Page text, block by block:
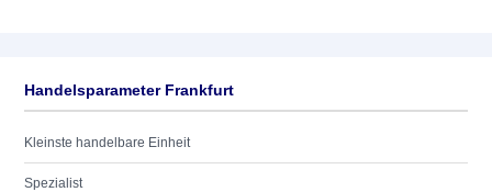
Handelsparameter Frankfurt
Kleinste handelbare Einheit
Spezialist